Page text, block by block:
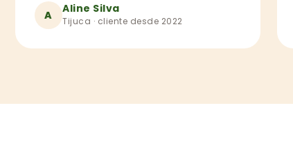
A Aline Silva
Tijuca · cliente desde 2022